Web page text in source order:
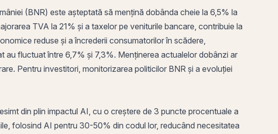
(BNR) este așteptată să mențină dobânda cheie la 6,5% la
TVA la 21% și a taxelor pe veniturile bancare, contribuie la
reduse și a încrederii consumatorilor în scădere,
au fluctuat între 6,7% și 7,3%. Menținerea actualelor dobânzi ar
Pentru investitori, monitorizarea politicilor BNR și a evoluției
din plin impactul AI, cu o creștere de 3 puncte procentuale a
folosind AI pentru 30-50% din codul lor, reducând necesitatea